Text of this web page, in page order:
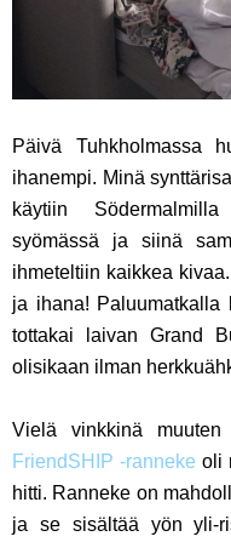
Päivä Tuhkholmassa
ihanempi. Minä
käytiin
syömässä ja siinä
ihmeteltiin kaikkea
ja ihana! Paluumatkalla
tottakai laivan Grand
olisikaan ilman
Vielä vinkkinä
FriendSHIP -ranneke oli
hitti. Ranneke on
ja se sisältää yön yli-